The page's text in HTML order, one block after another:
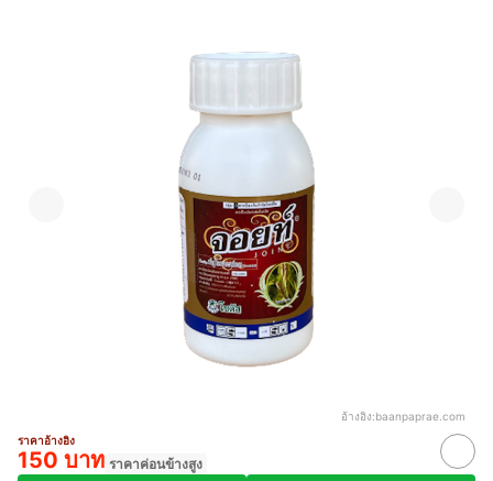
อ้างอิง:baanpaprae.com
ราคาอ้างอิง
150 บาท ราคาค่อนข้างสูง